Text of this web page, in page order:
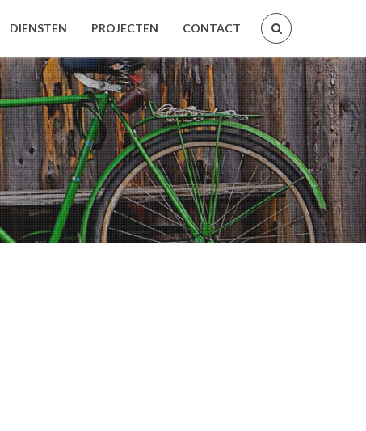
DIENSTEN PROJECTEN CONTACT